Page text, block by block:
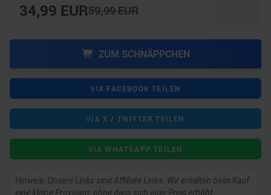
34,99 EUR59,99EUR
ZUM SCHNÄPPCHEN
VIA FACEBOOK TEILEN
VIA X / TWITTER TEILEN
VIA WHATSAPP TEILEN
Hinweis: Unsere Links sind Affiliate Links. Wir erhalten beim Kauf
eine kleine Provision, ohne dass sich euer Preis erhöht.